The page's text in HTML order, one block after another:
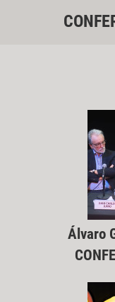
Álvaro